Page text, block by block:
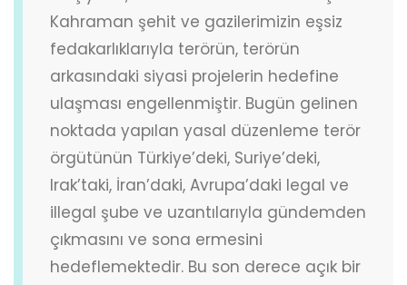
Kahraman şehit ve gazilerimizin eşsiz
fedakarlıklarıyla terörün, terörün
arkasındaki siyasi projelerin hedefine
ulaşması engellenmiştir. Bugün gelinen
noktada yapılan yasal düzenleme terör
örgütünün Türkiye’deki, Suriye’deki,
Irak’taki, İran’daki, Avrupa’daki legal ve
illegal şube ve uzantılarıyla gündemden
çıkmasını ve sona ermesini
hedeflemektedir. Bu son derece açık bir